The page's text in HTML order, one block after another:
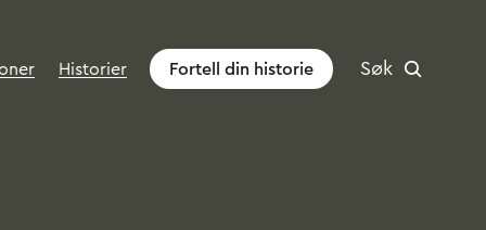
Historier Fortell din historie Søk